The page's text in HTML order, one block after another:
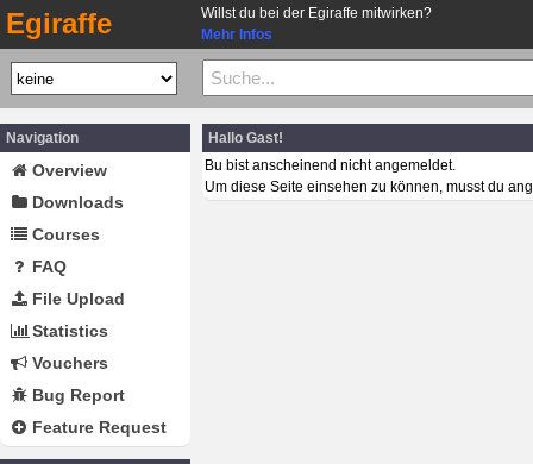
Egiraffe
Willst du bei der Egiraffe mitwirken?
Mehr Infos
Navigation
Overview
Downloads
Courses
FAQ
File Upload
Statistics
Vouchers
Bug Report
Feature Request
Hallo Gast!
Bu bist anscheinend nicht angemeldet.
Um diese Seite einsehen zu können, musst du